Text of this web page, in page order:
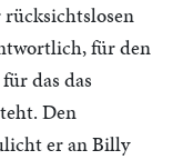
für den
das das
Den
er an Billy